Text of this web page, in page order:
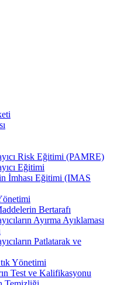
Risk Eğitimi (PAMRE)
Eğitimi
İmhası Eğitimi (IMAS
Bertarafı
Ayırma Ayıklaması
Patlatarak ve
Yönetimi
Test ve Kalifikasyonu